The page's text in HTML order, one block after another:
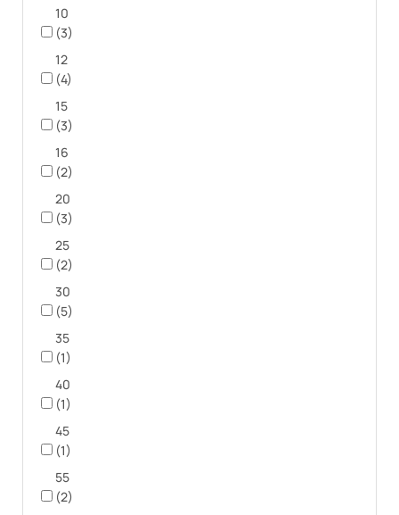
10
(3)
12
(4)
15
(3)
16
(2)
20
(3)
25
(2)
30
(5)
35
(1)
40
(1)
45
(1)
55
(2)